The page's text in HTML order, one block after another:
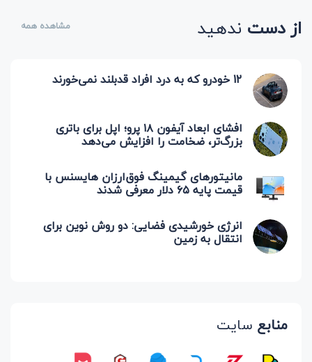
از دست ندهید مشاهده همه
12 خودرو که به درد افراد قدبلند نمی‌خورند
افشای ابعاد آیفون ۱۸ پرو؛ اپل برای باتری
بزرگ‌تر، ضخامت را افزایش می‌دهد
مانیتورهای گیمینگ فوق‌ارزان هایسنس با
قیمت پایه ۶۵ دلار معرفی شدند
انرژی خورشیدی فضایی: دو روش نوین برای
انتقال به زمین
منابع سایت